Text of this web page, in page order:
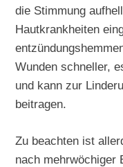
die Stimmung
Hautkrankheiten
Wunden schneller,
und kann zur
beitragen.
Zu beachten ist
nach mehrwöchiger